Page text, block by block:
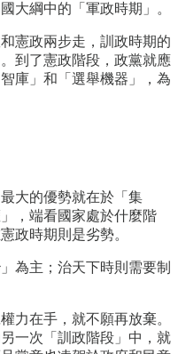
大綱中的「軍政時期」。
憲政兩步走，訓政時期的
到了憲政階段，政黨就應
庫」和「選舉機器」，為
大的優勢就在於「集
，端看國家處於什麼階
政時期則是劣勢。
為主；治天下時則需要制
力在手，就不願再放棄。
一次「訓政階段」中，就